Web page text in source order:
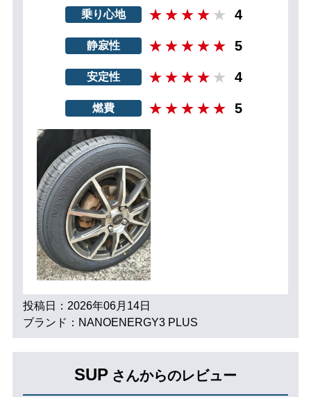
乗り心地 4
静寂性 5
安定性 4
燃費 5
投稿日：2026年06月14日
ブランド：NANOENERGY3 PLUS
SUP さんからのレビュー